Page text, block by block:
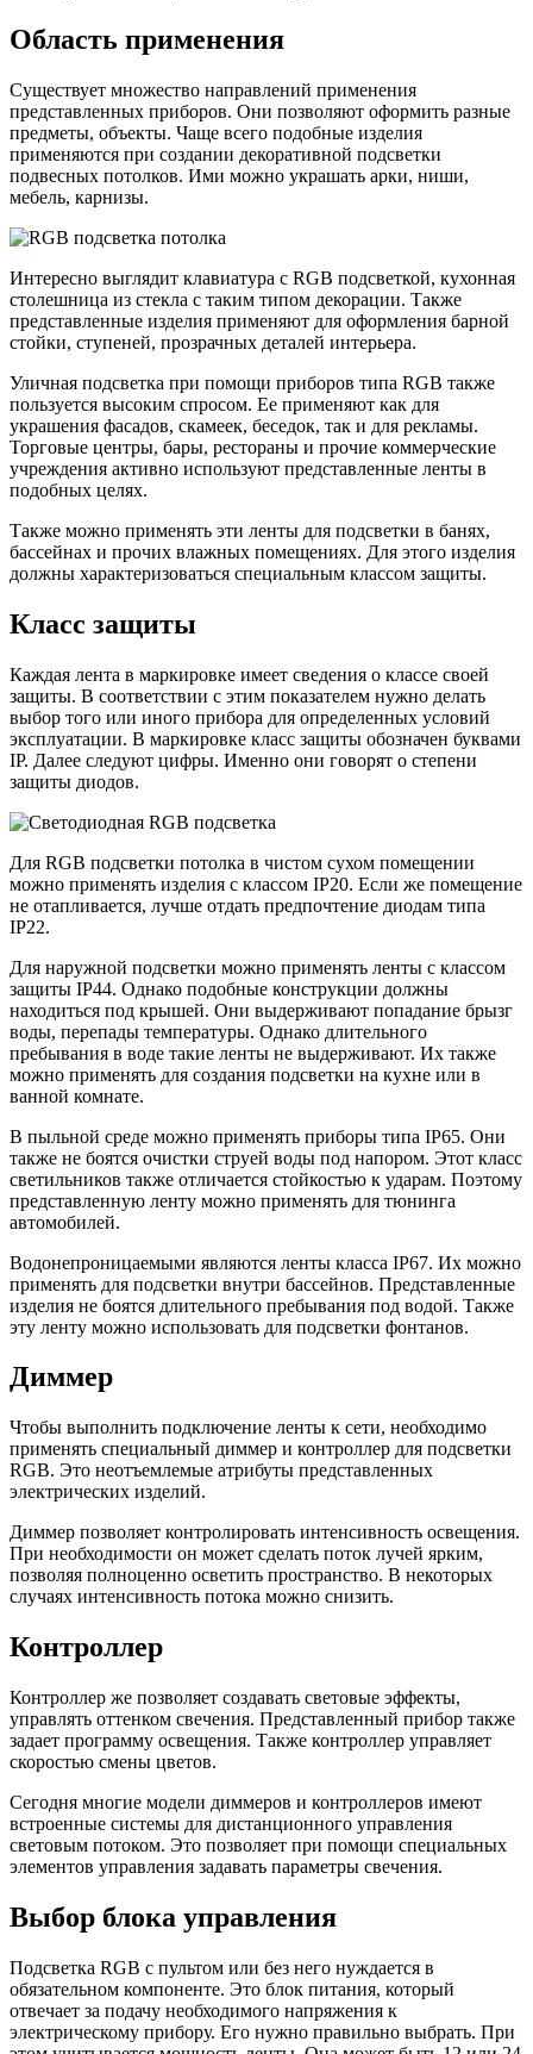
Область применения
Существует множество направлений применения
представленных приборов. Они позволяют оформить разные
предметы, объекты. Чаще всего подобные изделия
применяются при создании декоративной подсветки
подвесных потолков. Ими можно украшать арки, ниши,
мебель, карнизы.
Интересно выглядит клавиатура с RGB подсветкой, кухонная
столешница из стекла с таким типом декорации. Также
представленные изделия применяют для оформления барной
стойки, ступеней, прозрачных деталей интерьера.
Уличная подсветка при помощи приборов типа RGB также
пользуется высоким спросом. Ее применяют как для
украшения фасадов, скамеек, беседок, так и для рекламы.
Торговые центры, бары, рестораны и прочие коммерческие
учреждения активно используют представленные ленты в
подобных целях.
Также можно применять эти ленты для подсветки в банях,
бассейнах и прочих влажных помещениях. Для этого изделия
должны характеризоваться специальным классом защиты.
Класс защиты
Каждая лента в маркировке имеет сведения о классе своей
защиты. В соответствии с этим показателем нужно делать
выбор того или иного прибора для определенных условий
эксплуатации. В маркировке класс защиты обозначен буквами
IP. Далее следуют цифры. Именно они говорят о степени
защиты диодов.
Для RGB подсветки потолка в чистом сухом помещении
можно применять изделия с классом IP20. Если же помещение
не отапливается, лучше отдать предпочтение диодам типа
IP22.
Для наружной подсветки можно применять ленты с классом
защиты IP44. Однако подобные конструкции должны
находиться под крышей. Они выдерживают попадание брызг
воды, перепады температуры. Однако длительного
пребывания в воде такие ленты не выдерживают. Их также
можно применять для создания подсветки на кухне или в
ванной комнате.
В пыльной среде можно применять приборы типа IP65. Они
также не боятся очистки струей воды под напором. Этот класс
светильников также отличается стойкостью к ударам. Поэтому
представленную ленту можно применять для тюнинга
автомобилей.
Водонепроницаемыми являются ленты класса IP67. Их можно
применять для подсветки внутри бассейнов. Представленные
изделия не боятся длительного пребывания под водой. Также
эту ленту можно использовать для подсветки фонтанов.
Диммер
Чтобы выполнить подключение ленты к сети, необходимо
применять специальный диммер и контроллер для подсветки
RGB. Это неотъемлемые атрибуты представленных
электрических изделий.
Диммер позволяет контролировать интенсивность освещения.
При необходимости он может сделать поток лучей ярким,
позволяя полноценно осветить пространство. В некоторых
случаях интенсивность потока можно снизить.
Контроллер
Контроллер же позволяет создавать световые эффекты,
управлять оттенком свечения. Представленный прибор также
задает программу освещения. Также контроллер управляет
скоростью смены цветов.
Сегодня многие модели диммеров и контроллеров имеют
встроенные системы для дистанционного управления
световым потоком. Это позволяет при помощи специальных
элементов управления задавать параметры свечения.
Выбор блока управления
Подсветка RGB с пультом или без него нуждается в
обязательном компоненте. Это блок питания, который
отвечает за подачу необходимого напряжения к
электрическому прибору. Его нужно правильно выбрать. При